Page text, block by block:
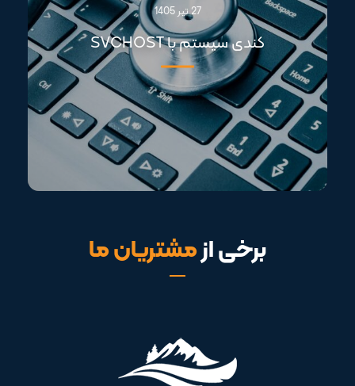
27 تیر 1405
کندی سیستم با SVCHOST
برخی ازمشتریان ما